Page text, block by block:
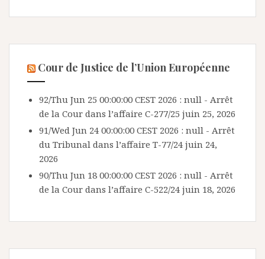
Cour de Justice de l’Union Européenne
92/Thu Jun 25 00:00:00 CEST 2026 : null - Arrêt
de la Cour dans l’affaire C-277/25 juin 25, 2026
91/Wed Jun 24 00:00:00 CEST 2026 : null - Arrêt
du Tribunal dans l’affaire T-77/24 juin 24,
2026
90/Thu Jun 18 00:00:00 CEST 2026 : null - Arrêt
de la Cour dans l’affaire C-522/24 juin 18, 2026